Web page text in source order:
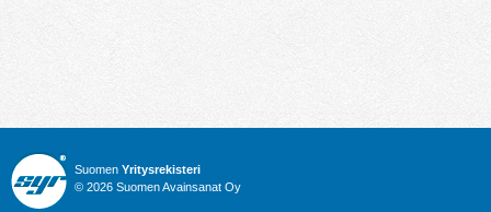
Suomen Yritysrekisteri
© 2026 Suomen Avainsanat Oy